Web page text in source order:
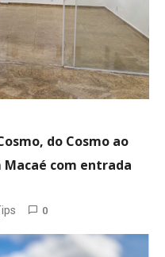
do Cosmo ao
com entrada
0